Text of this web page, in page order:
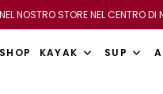
NOSTRO STORE NEL CENTRO
SHOP KAYAK SUP